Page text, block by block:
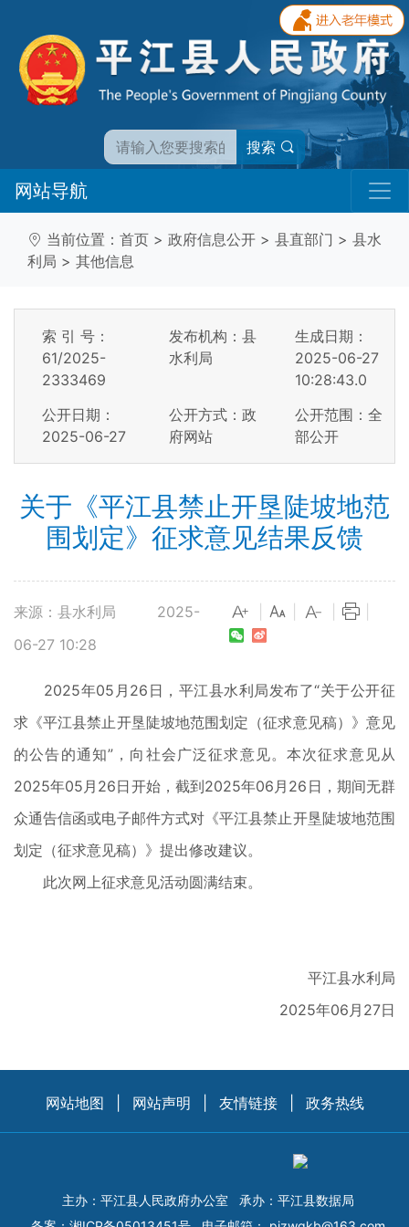
搜索
网站导航
当前位置： 首页 > 政府信息公开 > 县直部门 > 县水
利局 > 其他信息
索 引 号：
61/2025-
2333469
发布机构：县
水利局
生成日期：
2025-06-27
10:28:43.0
公开日期：
2025-06-27
公开方式：政
府网站
公开范围：全
部公开
关于《平江县禁止开垦陡坡地范
围划定》征求意见结果反馈
来源：县水利局
2025-
06-27 10:28
2025年05月26日，平江县水利局发布了“关于公开征
求《平江县禁止开垦陡坡地范围划定（征求意见稿）》意见
的公告的通知”，向社会广泛征求意见。本次征求意见从
2025年05月26日开始，截到2025年06月26日，期间无群
众通告信函或电子邮件方式对《平江县禁止开垦陡坡地范围
划定（征求意见稿）》提出修改建议。
此次网上征求意见活动圆满结束。
平江县水利局
2025年06月27日
网站地图 网站声明 友情链接 政务热线
主办：平江县人民政府办公室
承办：平江县数据局